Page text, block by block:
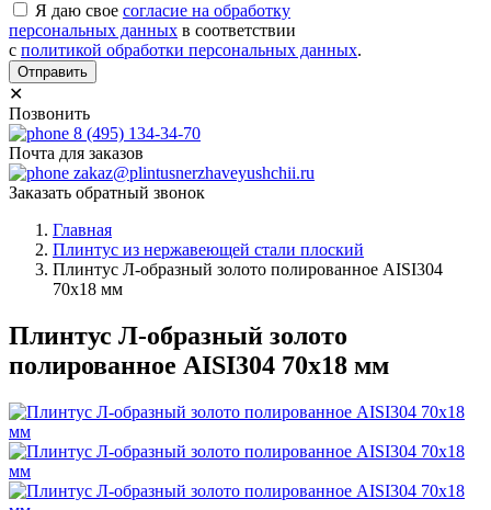
Я даю свое согласие на обработку
персональных данных в соответствии
с политикой обработки персональных данных.
Отправить
✕
Позвонить
8 (495) 134-34-70
Почта для заказов
zakaz@plintusnerzhaveyushchii.ru
Заказать обратный звонок
Главная
Плинтус из нержавеющей стали плоский
Плинтус Л-образный золото полированное AISI304
70х18 мм
Плинтус Л-образный золото
полированное AISI304 70х18 мм